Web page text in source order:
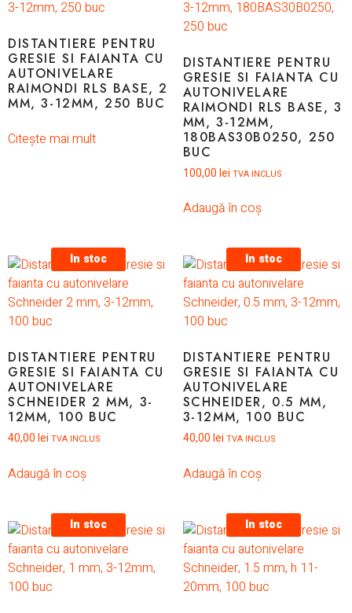
DISTANTIERE PENTRU
GRESIE SI FAIANTA CU
AUTONIVELARE
RAIMONDI RLS BASE, 2
MM, 3-12MM, 250 BUC
Citește mai mult
DISTANTIERE PENTRU
GRESIE SI FAIANTA CU
AUTONIVELARE
RAIMONDI RLS BASE, 3
MM, 3-12MM,
180BAS30B0250, 250
BUC
100,00 lei TVA INCLUS
Adaugă în coș
In stoc
DISTANTIERE PENTRU
GRESIE SI FAIANTA CU
AUTONIVELARE
SCHNEIDER 2 MM, 3-
12MM, 100 BUC
40,00 lei TVA INCLUS
Adaugă în coș
In stoc
DISTANTIERE PENTRU
GRESIE SI FAIANTA CU
AUTONIVELARE
SCHNEIDER, 0.5 MM,
3-12MM, 100 BUC
40,00 lei TVA INCLUS
Adaugă în coș
In stoc In stoc